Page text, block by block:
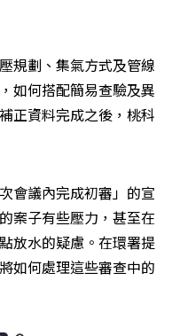
規劃、集氣方式及管線
如何搭配簡易查驗及異
正資料完成之後，桃科
會議內完成初審」的宣
案子有些壓力，甚至在
放水的疑慮。在環署提
如何處理這些審查中的